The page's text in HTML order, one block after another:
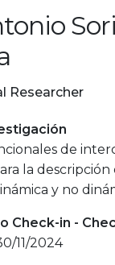
Researcher
de
la
y no
Check-in -
11/2024